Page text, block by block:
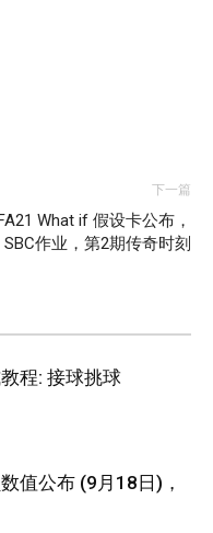
下一篇
What if 假设卡公布，
SBC作业，第2期传奇时刻
程: 接球挑球
值公布 (9月18日)，